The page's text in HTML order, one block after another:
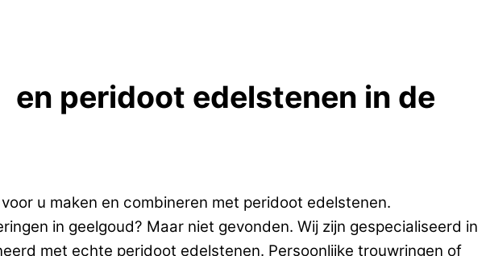
peridoot edelstenen in de
u maken en combineren met peridoot edelstenen.
in geelgoud? Maar niet gevonden. Wij zijn gespecialiseerd in
met echte peridoot edelstenen. Persoonlijke trouwringen of